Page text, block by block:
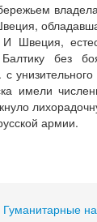
Швеция,
Балтику без
с
имели
армии.
Гуманитарные